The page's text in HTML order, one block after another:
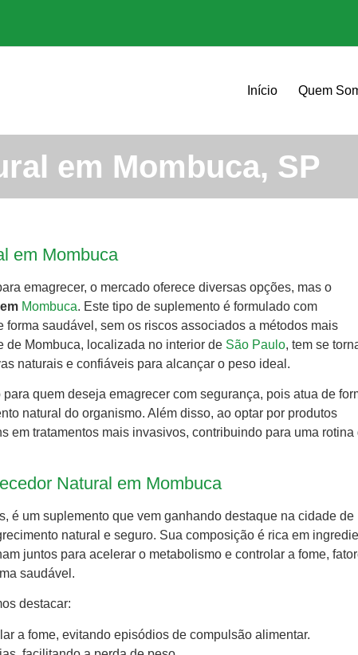
Início Quem
em Mombuca, SP
em Mombuca
emagrecer, o mercado oferece diversas opções, mas o
em Mombuca. Este tipo de suplemento é formulado com
saudável, sem os riscos associados a métodos mais
de Mombuca, localizada no interior de São Paulo, tem se
naturais e confiáveis para alcançar o peso ideal.
quem deseja emagrecer com segurança, pois atua de
natural do organismo. Além disso, ao optar por produtos
em tratamentos mais invasivos, contribuindo para uma rotina
Natural em Mombuca
é um suplemento que vem ganhando destaque na cidade de
natural e seguro. Sua composição é rica em
juntos para acelerar o metabolismo e controlar a fome,
saudável.
destacar:
a fome, evitando episódios de compulsão alimentar.